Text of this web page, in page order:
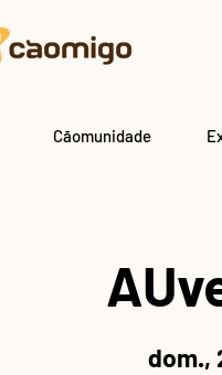
Cãomunidade
dom.,